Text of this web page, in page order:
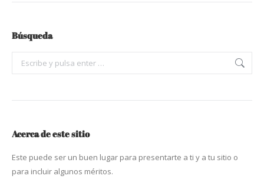
Búsqueda
Buscar:
Acerca de este sitio
Este puede ser un buen lugar para presentarte a ti y a tu sitio o
para incluir algunos méritos.